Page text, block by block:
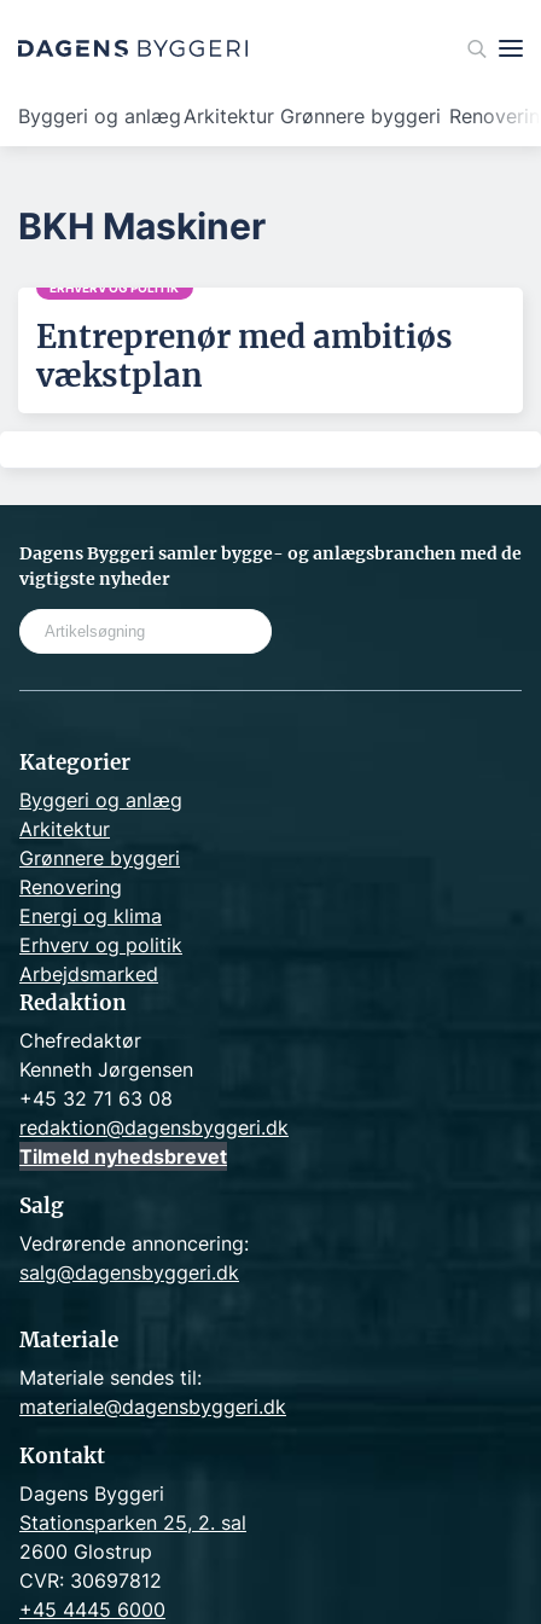
Byggeri og anlægArkitektur Grønnere byggeri
BKH Maskiner
ERHVERV OG POLITIK
Entreprenør med ambitiøs
vækstplan
Dagens Byggeri samler bygge- og anlægsbranchen med de
vigtigste nyheder
Kategorier
Byggeri og anlæg
Arkitektur
Grønnere byggeri
Renovering
Energi og klima
Erhverv og politik
Arbejdsmarked
Redaktion
Chefredaktør
Kenneth Jørgensen
+45 32 71 63 08
redaktion@dagensbyggeri.dk
Tilmeld nyhedsbrevet
Salg
Vedrørende annoncering:
salg@dagensbyggeri.dk
Materiale
Materiale sendes til:
materiale@dagensbyggeri.dk
Kontakt
Dagens Byggeri
Stationsparken 25, 2. sal
2600 Glostrup
CVR: 30697812
+45 4445 6000